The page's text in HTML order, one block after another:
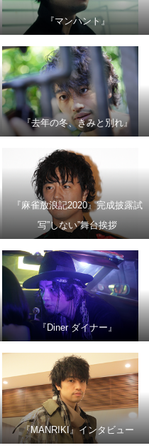
『マンハント』
『去年の冬、きみと別れ』
『麻雀放浪記2020』完成披露試
写”しない”舞台挨拶
『Diner ダイナー』
『MANRIKI』インタビュー